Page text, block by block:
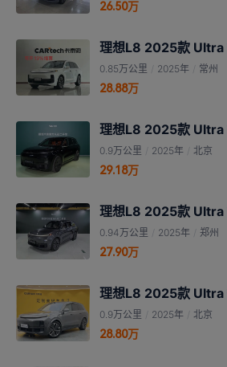
26.50万
理想L8 2025款 Ultra
0.85万公里 2025年 常州
28.88万
理想L8 2025款 Ultra
0.9万公里 2025年 北京
29.18万
理想L8 2025款 Ultra
0.94万公里 2025年 郑州
27.90万
理想L8 2025款 Ultra
0.9万公里 2025年 北京
28.80万